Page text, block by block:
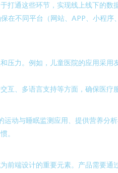
打通这些环节，实现线上线下的数
在不同平台（网站、APP、小程序
压力。例如，儿童医院的应用采用
、多语言支持等方面，确保医疗
动与睡眠监测应用、提供营养分
。
前端设计的重要元素。产品需要通